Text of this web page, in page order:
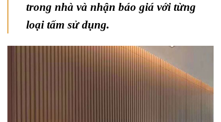
trong nhà và nhận báo giá với từng
loại tấm sử dụng.